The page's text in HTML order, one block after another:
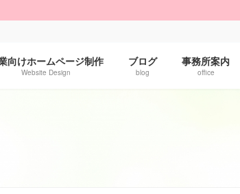
向けホームページ制作
Website Design
ブログ
blog
事務所案内
office